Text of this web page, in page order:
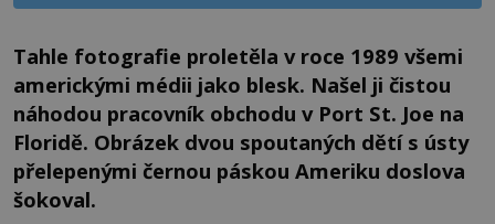
Tahle fotografie proletěla v roce 1989 všemi
americkými médii jako blesk. Našel ji čistou
náhodou pracovník obchodu v Port St. Joe na
Floridě. Obrázek dvou spoutaných dětí s ústy
přelepenými černou páskou Ameriku doslova
šokoval.